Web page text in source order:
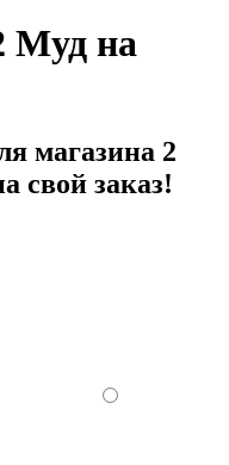
Муд на
магазина 2
свой заказ!